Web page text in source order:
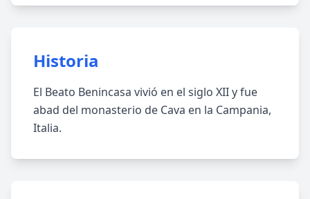
Historia
El Beato Benincasa vivió en el siglo XII y fue
abad del monasterio de Cava en la Campania,
Italia.